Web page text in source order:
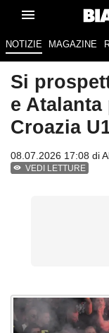
NOTIZIE MAGAZINE
Si
e
Croazia
08.07.2026 17:08 di
VEDI LETTURE